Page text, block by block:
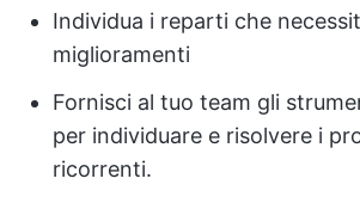
Individua i reparti che
miglioramenti
Fornisci al tuo team gli
per individuare e risolvere i
ricorrenti.